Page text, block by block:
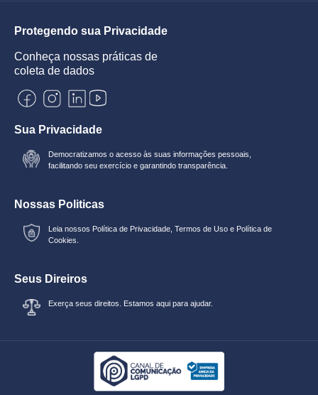
Protegendo sua Privacidade
Conheça nossas práticas de
coleta de dados
Sua Privacidade
Democratizamos o acesso às suas informações pessoais,
facilitando seu exercício e garantindo transparência.
Nossas Politicas
Leia nossos Política de Privacidade ,Termos de Uso e Política de
Cookies.
Seus Direiros
Exerça seus direitos. Estamos aqui para ajudar.